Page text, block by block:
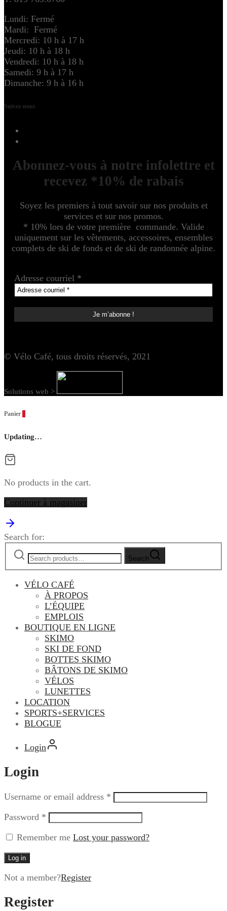
Lundi: Fermé
Mardi: Fermé
Mercredi: 10 h à 17 h
Jeudi: 10 h à 18 h
Vendredi: 10 h à 18 h
Samedi: 9 h à 17 h
Dimanche: 9 h à 16 h
Suivez-nous
Abonnez-vous à notre infolettre et
recevez *10% de rabais
Soyez les premiers à tout savoir sur nos produits et
services et sur nos promos.
* 10% lors de votre première commande. Valide
uniquement sur les vêtements, accessoires, ensembles
complets de ski de fonds et de ski de randonnée alpine.
Adresse courriel *
© Vélo Café, tous droits réservés, 2021
Solutions web >
Panier
Updating…
No products in the cart.
Continuer à magasiner
Search for:
Search
VÉLO CAFÉ
À PROPOS
L’ÉQUIPE
EMPLOIS
BOUTIQUE EN LIGNE
SKIMO
SKI DE FOND
BOTTES SKIMO
BÂTONS DE SKIMO
VÉLOS
LUNETTES
LOCATION
SPORTS+SERVICES
BLOGUE
Login
Login
Username or email address *
Password *
Remember me Lost your password?
Log in
Not a member?Register
Register